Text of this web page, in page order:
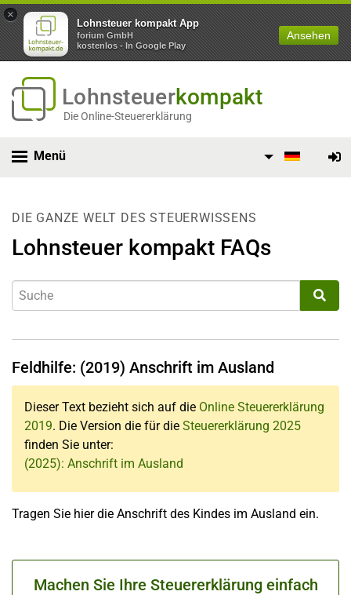
×
Lohnsteuer kompakt App
forium GmbH
kostenlos - In Google Play
Ansehen
Lohnsteuerkompakt
Die Online-Steuererklärung
Menü
DIE GANZE WELT DES STEUERWISSENS
Lohnsteuer kompakt FAQs
Feldhilfe: (2019) Anschrift im Ausland
Dieser Text bezieht sich auf die Online Steuererklärung
2019. Die Version die für die Steuererklärung 2025
finden Sie unter:
(2025): Anschrift im Ausland
Tragen Sie hier die Anschrift des Kindes im Ausland ein.
Machen Sie Ihre Steuererklärung einfach